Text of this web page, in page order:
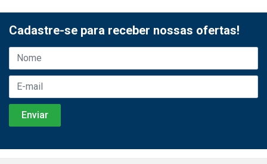
Cadastre-se para receber nossas ofertas!